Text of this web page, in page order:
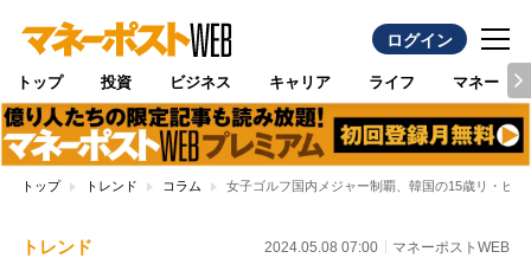
ログイン
トップ 投資 ビジネス キャリア ライフ マネー
トップ トレンド コラム 女子ゴルフ国内メジャー制覇、韓国の15歳リ・ヒ
トレンド 2024.05.08 07:00 マネーポストWEB